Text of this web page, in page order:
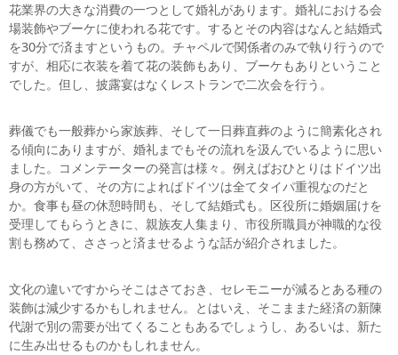
花業界の大きな消費の一つとして婚礼があります。婚礼における会
場装飾やブーケに使われる花です。するとその内容はなんと結婚式
を30分で済ますというもの。チャペルで関係者のみで執り行うので
すが、相応に衣装を着て花の装飾もあり、ブーケもありということ
でした。但し、披露宴はなくレストランで二次会を行う。
葬儀でも一般葬から家族葬、そして一日葬直葬のように簡素化され
る傾向にありますが、婚礼までもその流れを汲んでいるように思い
ました。コメンテーターの発言は様々。例えばおひとりはドイツ出
身の方がいて、その方によればドイツは全てタイパ重視なのだと
か。食事も昼の休憩時間も、そして結婚式も。区役所に婚姻届けを
受理してもらうときに、親族友人集まり、市役所職員が神職的な役
割も務めて、ささっと済ませるような話が紹介されました。
文化の違いですからそこはさておき、セレモニーが減るとある種の
装飾は減少するかもしれません。とはいえ、そこままた経済の新陳
代謝で別の需要が出てくることもあるでしょうし、あるいは、新た
に生み出せるものかもしれません。